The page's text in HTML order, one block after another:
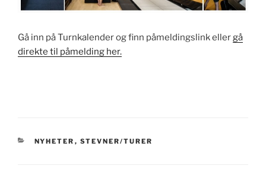
Gå inn på Turnkalender og finn påmeldingslink ellergå
direkte til påmelding her.
KATEGORIER
NYHETER , STEVNER/TURER